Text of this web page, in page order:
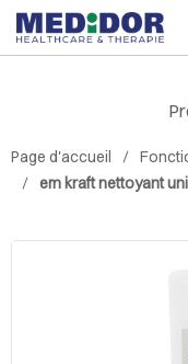
Page d'accueil
em kraft nettoyant